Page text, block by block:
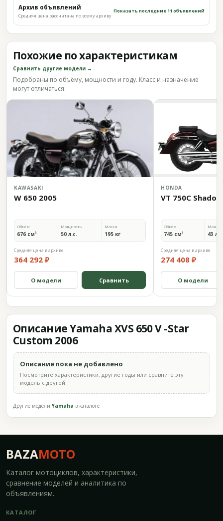
Архив объявлений
Средняя цена рассчитана по всему архиву
Показать последние 11 объявлений
Похожие по характеристикам
Сравнить другие модели →
Подобраны по объёму, мощности и году. Класс и назначение
могут отличаться.
KAWASAKI
W 650 2005
Объём
676 см³
Мощность
50 л.с.
Масса
195 кг
Средняя цена в архиве
364 292 ₽
О модели Сравнить
HONDA
VT 750C
Объём
745 см³ 43
Средняя цена в архиве
274 408 ₽
О модели
Описание Yamaha XVS 650 V -Star
Custom 2006
Описание пока не добавлено
Посмотрите характеристики, другие годы или сравните эту
модель с другой.
Другие моделиYamaha в каталоге
BAZAMOTO
Каталог мотоциклов, характеристики,
сравнение моделей и аналитика по
объявлениям.
КАТАЛОГ